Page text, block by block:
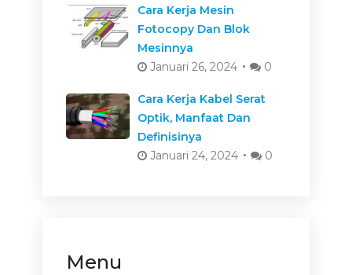
Cara Kerja Mesin
Fotocopy Dan Blok
Mesinnya
Januari 26, 2024
0
Cara Kerja Kabel Serat
Optik, Manfaat Dan
Definisinya
Januari 24, 2024
0
Menu